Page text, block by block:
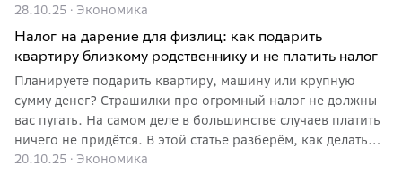
финансов РФ направило Правительству пакет
законопроектов с изменениями в Налоговый кодекс.
Предполагается, что новые нормы начнут действовать с 1
2026 году от налоговых новаций, по оценкам Минфина,
составят 2,3 трлн рублей. Вот наиболее значимые
изменения в налогах, которые вступят в силу с начала
2026 года.
28.10.25 · Экономика
Налог на дарение для физлиц: как подарить
квартиру близкому родственнику и не платить налог
Планируете подарить квартиру, машину или крупную
сумму денег? Страшилки про огромный налог не должны
вас пугать. На самом деле в большинстве случаев платить
ничего не придётся. В этой статье разберём, как делать
крупные подарки безопасно и без лишних трат.
20.10.25 · Экономика